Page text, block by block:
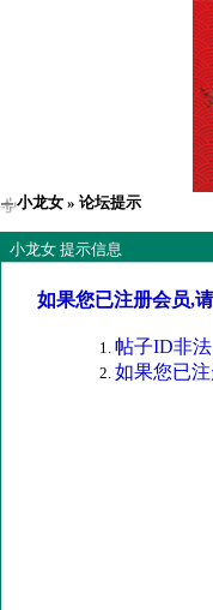
小龙女 » 论坛提示
小龙女 提示信息
如果您已注册会员,
帖子ID非法
如果您已